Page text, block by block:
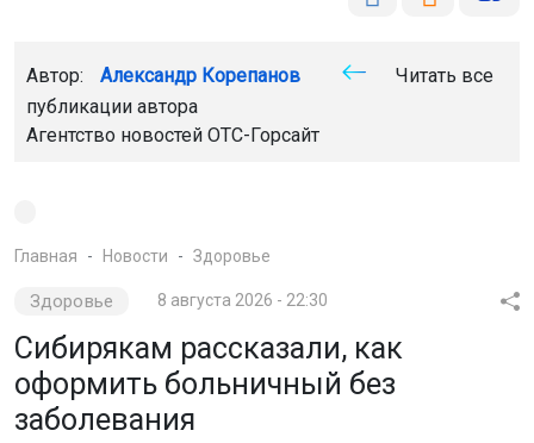
Автор: Александр Корепанов
Читать все
публикации автора
Агентство новостей ОТС-Горсайт
Главная Новости Здоровье
Здоровье 8 августа 2026 - 22:30
Сибирякам рассказали, как
оформить больничный без
заболевания